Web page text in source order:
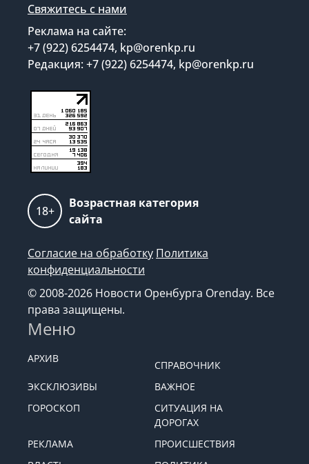
Свяжитесь с нами
Реклама на сайте:
+7 (922) 6254474, kp@orenkp.ru
Редакция: +7 (922) 6254474, kp@orenkp.ru
18+
Возрастная категория
сайта
Согласие на обработкуПолитика
конфиденциальности
© 2008-2026 Новости Оренбурга Orenday. Все
права защищены.
Меню
АРХИВ
СПРАВОЧНИК
ЭКСКЛЮЗИВЫ
ВАЖНОЕ
ГОРОСКОП
СИТУАЦИЯ НА
ДОРОГАХ
РЕКЛАМА
ПРОИСШЕСТВИЯ